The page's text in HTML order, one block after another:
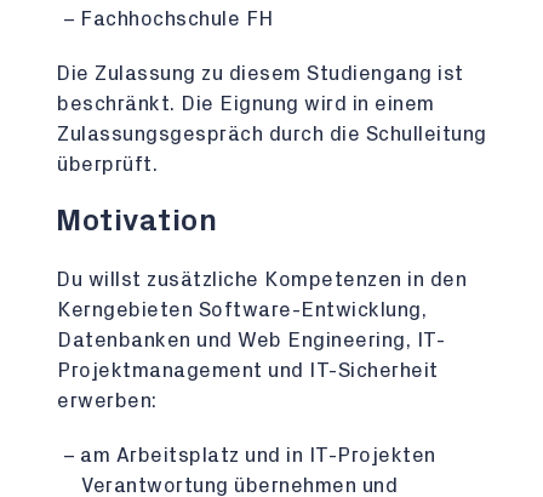
Fachhochschule FH
Die Zulassung zu diesem Studiengang ist
beschränkt. Die Eignung wird in einem
Zulassungsgespräch durch die Schulleitung
überprüft.
Motivation
Du willst zusätzliche Kompetenzen in den
Kerngebieten Software-Entwicklung,
Datenbanken und Web Engineering, IT-
Projektmanagement und IT-Sicherheit
erwerben:
am Arbeitsplatz und in IT-Projekten
Verantwortung übernehmen und